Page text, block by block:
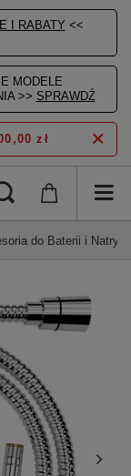
I RABATY <<
MODELE
>> SPRAWDŹ
zł
do Baterii i